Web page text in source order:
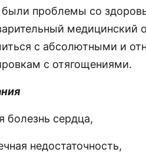
проблемы со
с абсолютными и
с отягощениями.
болезнь сердца,
недостаточность,